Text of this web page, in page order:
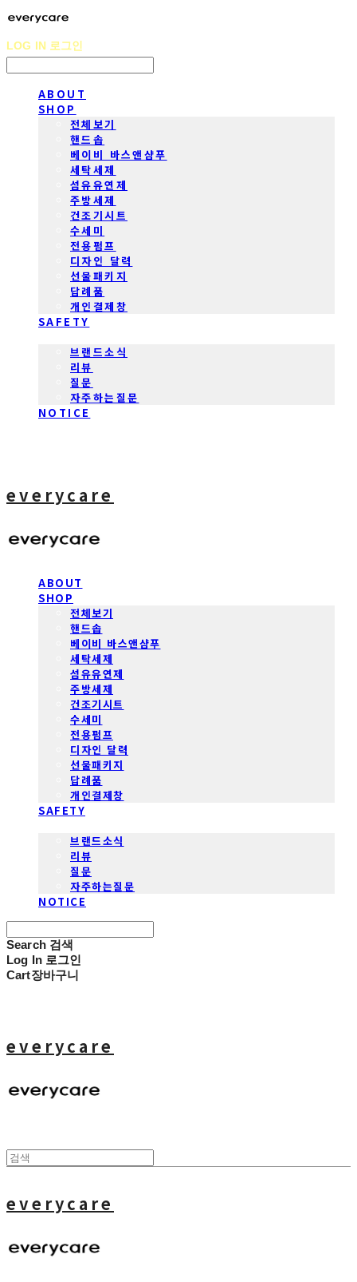
LOG IN 로그인
ABOUT
SHOP
전체보기
핸드솝
베이비 바스앤샴푸
세탁세제
섬유유연제
주방세제
건조기시트
수세미
전용펌프
디자인 달력
선물패키지
답례품
개인결제창
SAFETY
브랜드소식
리뷰
질문
자주하는질문
NOTICE
everycare
ABOUT
SHOP
전체보기
핸드솝
베이비 바스앤샴푸
세탁세제
섬유유연제
주방세제
건조기시트
수세미
전용펌프
디자인 달력
선물패키지
답례품
개인결제창
SAFETY
브랜드소식
리뷰
질문
자주하는질문
NOTICE
Search 검색
Log In 로그인
Cart장바구니
everycare
everycare